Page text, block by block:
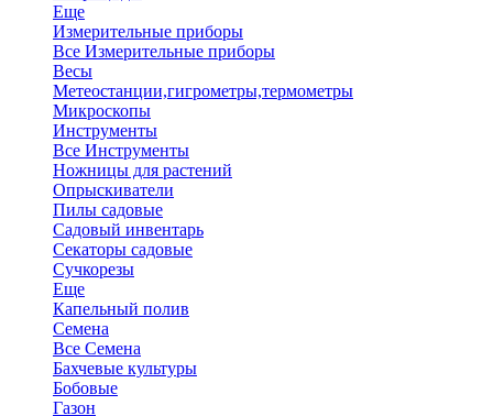
Еще
Измерительные приборы
Все Измерительные приборы
Весы
Метеостанции,гигрометры,термометры
Микроскопы
Инструменты
Все Инструменты
Ножницы для растений
Опрыскиватели
Пилы садовые
Садовый инвентарь
Секаторы садовые
Сучкорезы
Еще
Капельный полив
Семена
Все Семена
Бахчевые культуры
Бобовые
Газон